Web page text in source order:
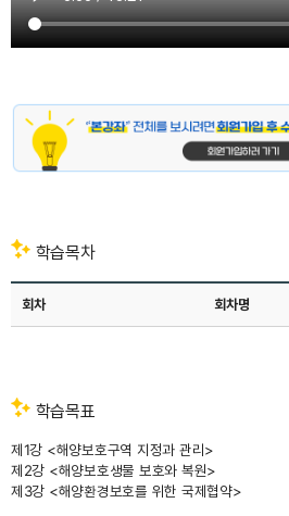
방법]
안녕하세요.
저는
한국해양수산개발원에
제가
한국해양수산개발원은
해운
·
발전을
정책개발을
비롯해
해양환경
학습목차
회차 회차명
학습목표
제1강 <해양보호구역 지정과 관리>
제2강 <해양보호생물 보호와 복원>
제3강 <해양환경보호를 위한 국제협약>